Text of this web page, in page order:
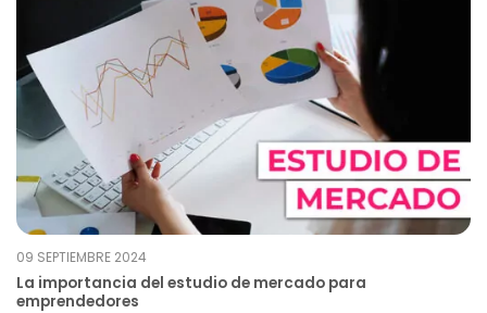
09 SEPTIEMBRE 2024
La importancia del estudio de mercado para
emprendedores